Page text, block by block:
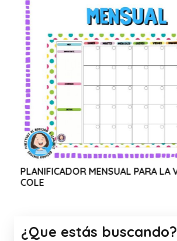
MENSUAL PARA LA VUELTA AL
¿Que estás buscando?